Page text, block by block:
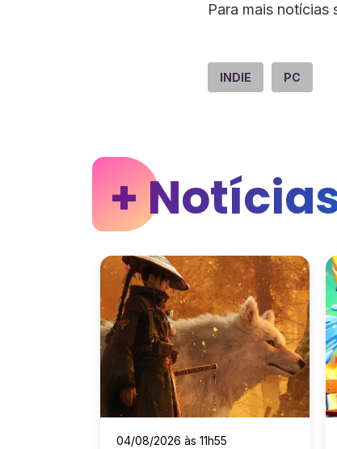
Para mais
INDIE PC
+
04/08/2026 às 11h55